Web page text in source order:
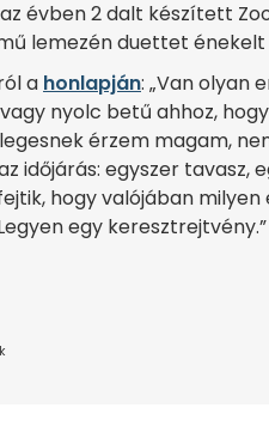
évben 2 dalt készített
lemezén duettet énekelt
a honlapján: „Van olyan
nyolc betű ahhoz,
érzem magam,
időjárás: egyszer tavasz,
hogy valójában
egy keresztrejtvény.”